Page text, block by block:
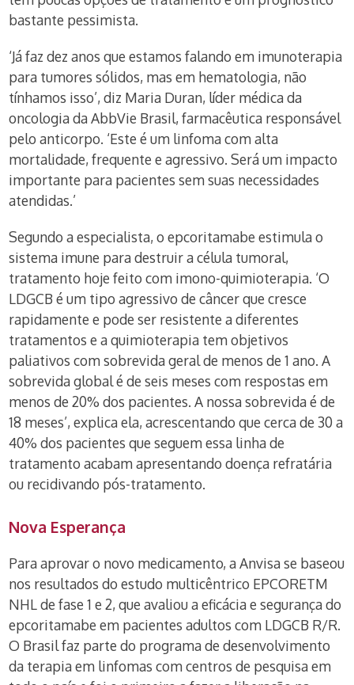
bastante pessimista.
‘Já faz dez anos que estamos falando em imunoterapia
para tumores sólidos, mas em hematologia, não
tínhamos isso’, diz Maria Duran, líder médica da
oncologia da AbbVie Brasil, farmacêutica responsável
pelo anticorpo. ‘Este é um linfoma com alta
mortalidade, frequente e agressivo. Será um impacto
importante para pacientes sem suas necessidades
atendidas.’
Segundo a especialista, o epcoritamabe estimula o
sistema imune para destruir a célula tumoral,
tratamento hoje feito com imono-quimioterapia. ‘O
LDGCB é um tipo agressivo de câncer que cresce
rapidamente e pode ser resistente a diferentes
tratamentos e a quimioterapia tem objetivos
paliativos com sobrevida geral de menos de 1 ano. A
sobrevida global é de seis meses com respostas em
menos de 20% dos pacientes. A nossa sobrevida é de
18 meses’, explica ela, acrescentando que cerca de 30 a
40% dos pacientes que seguem essa linha de
tratamento acabam apresentando doença refratária
ou recidivando pós-tratamento.
Nova Esperança
Para aprovar o novo medicamento, a Anvisa se baseou
nos resultados do estudo multicêntrico EPCORETM
NHL de fase 1 e 2, que avaliou a eficácia e segurança do
epcoritamabe em pacientes adultos com LDGCB R/R.
O Brasil faz parte do programa de desenvolvimento
da terapia em linfomas com centros de pesquisa em